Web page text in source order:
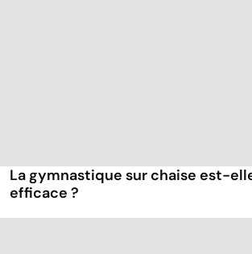
La gymnastique sur chaise est-
efficace ?